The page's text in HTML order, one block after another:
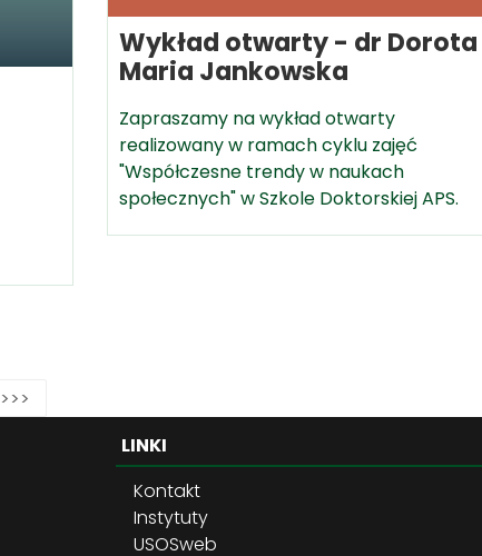
Wykład otwarty - dr Dorota
Maria Jankowska
Zapraszamy na wykład otwarty
realizowany w ramach cyklu zajęć
"Współczesne trendy w naukach
społecznych" w Szkole Doktorskiej APS.
>>>
LINKI
Kontakt
Instytuty
USOSweb